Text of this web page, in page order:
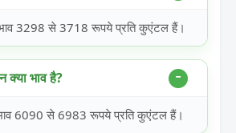
भाव 3298 से 3718 रूपये प्रति कुएंटल हैं।
क्या भाव है?
भाव 6090 से 6983 रूपये प्रति कुएंटल हैं।